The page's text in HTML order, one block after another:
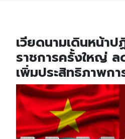
เวียดนามเดินหน้าป
ราชการครั้งใหญ่
เพิ่มประสิทธิภาพกา